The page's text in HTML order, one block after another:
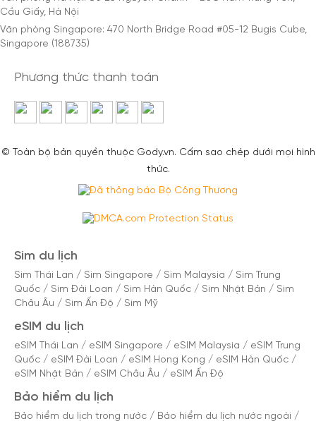
Cầu Giấy, Hà Nội
Văn phòng Singapore: 470 North Bridge Road #05-12 Bugis Cube,
Singapore (188735)
Phương thức thanh toán
© Toàn bộ bản quyền thuộc Gody.vn. Cấm sao chép dưới mọi hình
thức.
Sim du lịch
Sim Thái Lan / Sim Singapore / Sim Malaysia / Sim Trung
Quốc / Sim Đài Loan / Sim Hàn Quốc / Sim Nhật Bản / Sim
Châu Âu / Sim Ấn Độ / Sim Mỹ
eSIM du lịch
eSIM Thái Lan / eSIM Singapore / eSIM Malaysia / eSIM Trung
Quốc / eSIM Đài Loan / eSIM Hong Kong / eSIM Hàn Quốc /
eSIM Nhật Bản / eSIM Châu Âu / eSIM Ấn Độ
Bảo hiểm du lịch
Bảo hiểm du lịch trong nước / Bảo hiểm du lịch nước ngoài /